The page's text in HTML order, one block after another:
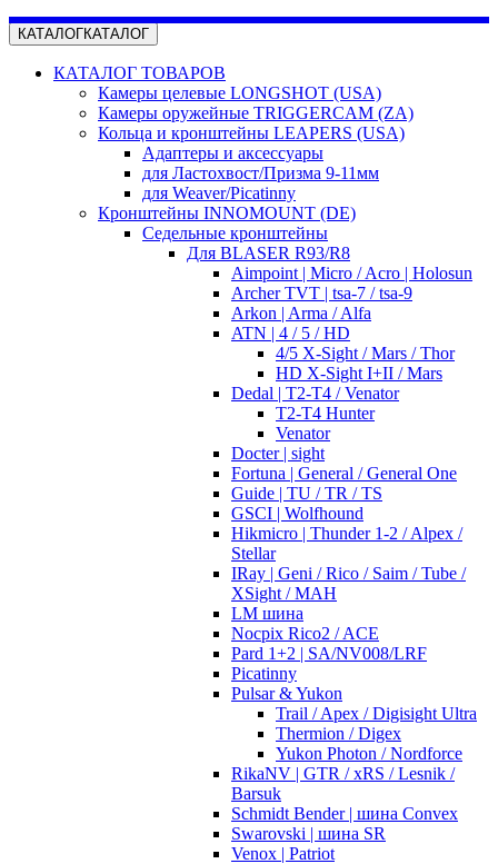
КАТАЛОГКАТАЛОГ
КАТАЛОГ ТОВАРОВ
Камеры целевые LONGSHOT (USA)
Камеры оружейные TRIGGERCAM (ZA)
Кольца и кронштейны LEAPERS (USA)
Адаптеры и аксессуары
для Ластохвост/Призма 9-11мм
для Weaver/Picatinny
Кронштейны INNOMOUNT (DE)
Седельные кронштейны
Для BLASER R93/R8
Aimpoint | Micro / Acro | Holosun
Archer TVT | tsa-7 / tsa-9
Arkon | Arma / Alfa
ATN | 4 / 5 / HD
4/5 X-Sight / Mars / Thor
HD X-Sight I+II / Mars
Dedal | T2-T4 / Venator
T2-T4 Hunter
Venator
Docter | sight
Fortuna | General / General One
Guide | TU / TR / TS
GSCI | Wolfhound
Hikmicro | Thunder 1-2 / Alpex /
Stellar
IRay | Geni / Rico / Saim / Tube /
XSight / MAH
LM шина
Nocpix Rico2 / ACE
Pard 1+2 | SA/NV008/LRF
Picatinny
Pulsar & Yukon
Trail / Apex / Digisight Ultra
Thermion / Digex
Yukon Photon / Nordforce
RikaNV | GTR / xRS / Lesnik /
Barsuk
Schmidt Bender | шина Convex
Swarovski | шина SR
Venox | Patriot